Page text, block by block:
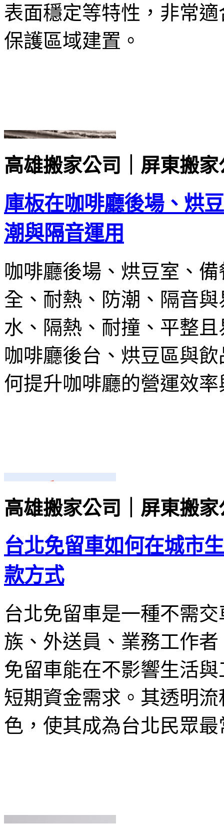
表面穩定等特性，非常
保護區域建置。
高雄搬家公司｜屏東搬家
庫板在咖啡廳後場、烘
潮與隔音運用
咖啡廳後場、烘豆室、
全、耐熱、防潮、隔音
水、隔熱、耐撞、平整
咖啡廳後台、烘豆區與
何提升咖啡廳的營運效
高雄搬家公司｜屏東搬家
台北免留車如何在城市
款方式
台北免留車是一種不需
族、外送員、業務工作
免留車能在不影響生活
短期資金需求。其透明
色，使其成為台北民眾